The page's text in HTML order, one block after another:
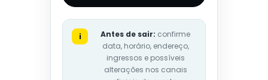
i Antes de sair: confirme
data, horário, endereço,
ingressos e possíveis
alterações nos canais